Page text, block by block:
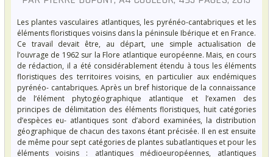
Les plantes vasculaires atlantiques, les pyrénéo-cantabriques et les
éléments floristiques voisins dans la péninsule Ibérique et en France.
Ce travail devait être, au départ, une simple actualisation de
l’ouvrage de 1962 sur la Flore atlantique européenne. Mais, en cours
de rédaction, il a été considérablement étendu à tous les éléments
floristiques des territoires voisins, en particulier aux endémiques
pyrénéo- cantabriques. Après un bref historique de la connaissance
de l’élément phytogéographique atlantique et l’examen des
principes de délimitation des éléments floristiques, huit catégories
d’espèces eu- atlantiques sont d’abord examinées, la distribution
géographique de chacun des taxons étant précisée. Il en est ensuite
de même pour sept catégories de plantes subatlantiques et pour les
éléments voisins : atlantiques médioeuropéennes, atlantiques